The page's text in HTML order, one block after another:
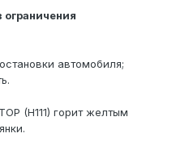
автомобиля;
(H111) горит желтым